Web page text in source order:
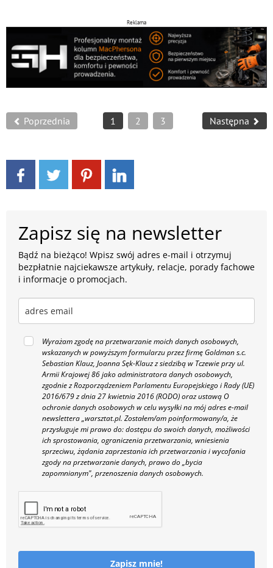
Reklama
Poprzednia 1 2 3 Następna
Zapisz się na newsletter
Bądź na bieżąco! Wpisz swój adres e-mail i otrzymuj
bezpłatnie najciekawsze artykuły, relacje, porady fachowe
i informacje o promocjach.
Wyrażam zgodę na przetwarzanie moich danych osobowych,
wskazanych w powyższym formularzu przez firmę Goldman s.c.
Sebastian Klauz, Joanna Sęk-Klauz z siedzibą w Tczewie przy ul.
Armii Krajowej 86 jako administratora danych osobowych,
zgodnie z Rozporządzeniem Parlamentu Europejskiego i Rady (UE)
2016/679 z dnia 27 kwietnia 2016 (RODO) oraz ustawą O
ochronie danych osobowych w celu wysyłki na mój adres e-mail
newslettera „warsztat.pl. Zostałem/am poinformowany/a, że
przysługuje mi prawo do: dostępu do swoich danych, możliwości
ich sprostowania, ograniczenia przetwarzania, wniesienia
sprzeciwu, żądania zaprzestania ich przetwarzania i wycofania
zgody na przetwarzanie danych, prawo do „bycia
zapomnianym", przenoszenia danych osobowych.
Zapisz mnie!